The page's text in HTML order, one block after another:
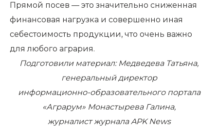
Прямой посев — это значительно сниженная
финансовая нагрузка и совершенно иная
себестоимость продукции, что очень важно
для любого агрария.
Подготовили материал: Медведева Татьяна,
генеральный директор
информационно-образовательного портала
«Аграрум» Монастырева Галина,
журналист журнала APK News